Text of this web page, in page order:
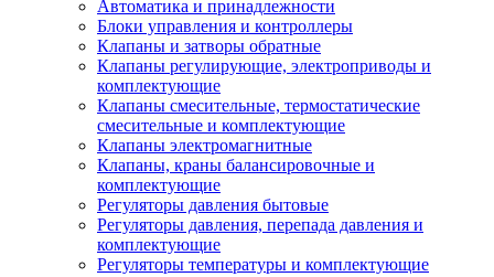
Автоматика и принадлежности
Блоки управления и контроллеры
Клапаны и затворы обратные
Клапаны регулирующие, электроприводы и
комплектующие
Клапаны смесительные, термостатические
смесительные и комплектующие
Клапаны электромагнитные
Клапаны, краны балансировочные и
комплектующие
Регуляторы давления бытовые
Регуляторы давления, перепада давления и
комплектующие
Регуляторы температуры и комплектующие